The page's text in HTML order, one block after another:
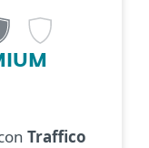
Traffico